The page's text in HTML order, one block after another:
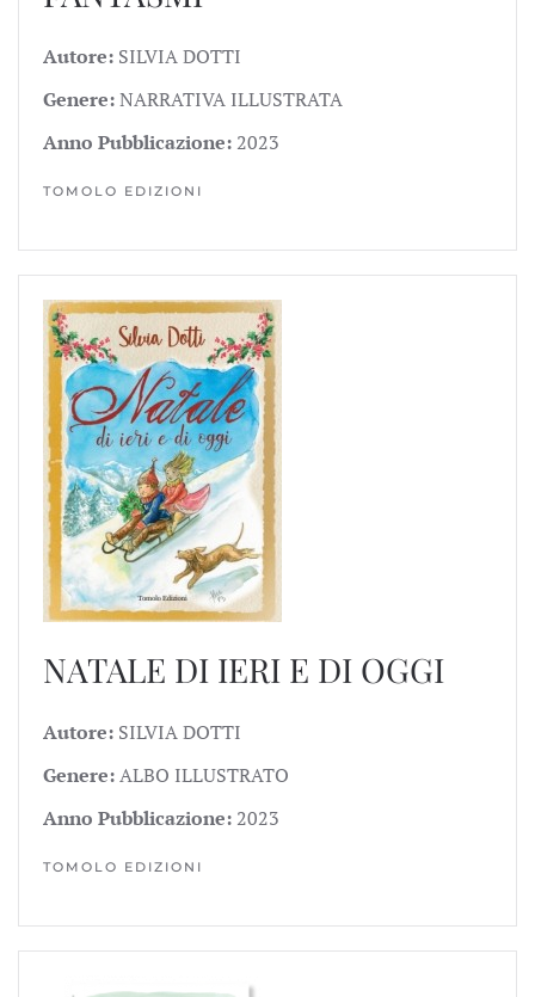
Autore: SILVIA DOTTI
Genere:NARRATIVA ILLUSTRATA
Anno Pubblicazione: 2023
TOMOLO EDIZIONI
NATALE DI IERI E DI OGGI
Autore: SILVIA DOTTI
Genere:ALBO ILLUSTRATO
Anno Pubblicazione: 2023
TOMOLO EDIZIONI